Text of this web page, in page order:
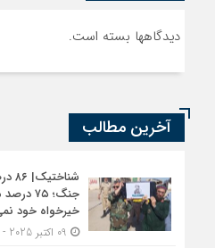
دیدگاهها بسته است.
آخرین مطالب
جنگ؛
خیرخواه خود